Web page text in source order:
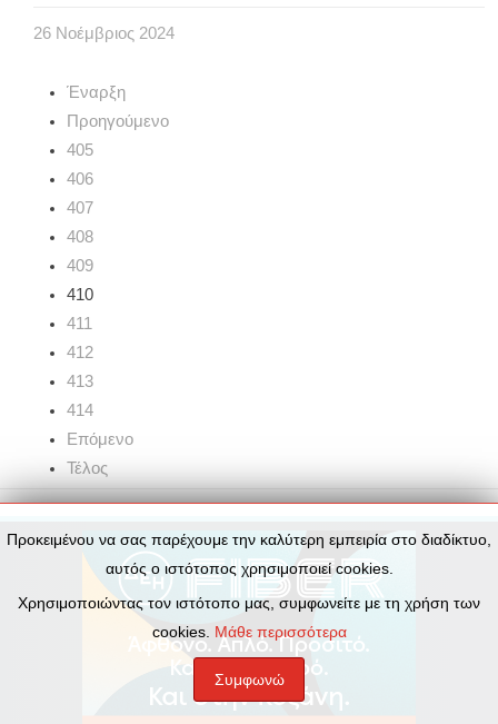
26 Νοέμβριος 2024
Έναρξη
Προηγούμενο
405
406
407
408
409
410
411
412
413
414
Επόμενο
Τέλος
Προκειμένου να σας παρέχουμε την καλύτερη εμπειρία στο διαδίκτυο,
αυτός ο ιστότοπος χρησιμοποιεί cookies.
Χρησιμοποιώντας τον ιστότοπο μας, συμφωνείτε με τη χρήση των
cookies. Μάθε περισσότερα
Συμφωνώ